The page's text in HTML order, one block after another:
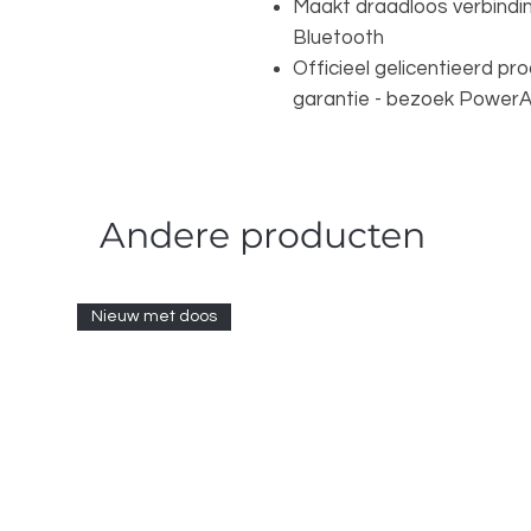
Maakt draadloos
Bluetooth
Officieel gelicentieerd
garantie - bezoek
Andere producten
Nieuw met doos